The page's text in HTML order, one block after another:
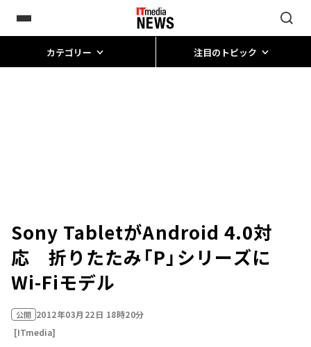
カテゴリー 注目のトピック
Sony TabletがAndroid 4.0対
応 折りたたみ「P」シリーズに
Wi-Fiモデル
公開 2012年03月22日 18時20分
[ITmedia]